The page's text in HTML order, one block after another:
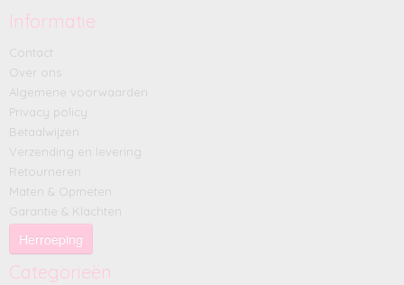
Informatie
Contact
Over ons
Algemene voorwaarden
Privacy policy
Betaalwijzen
Verzending en levering
Retourneren
Maten & Opmeten
Garantie & Klachten
Herroeping
Categorieën